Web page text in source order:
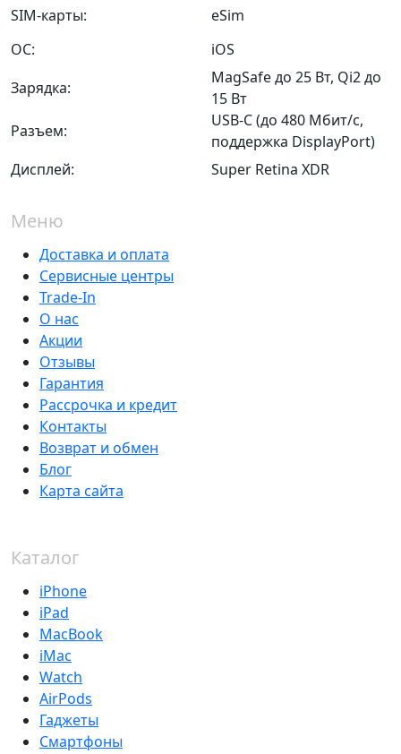
SIM-карты:
eSim
ОС:
iOS
Зарядка:
MagSafe до 25 Вт, Qi2 до
15 Вт
Разъем:
USB‑C (до 480 Мбит/с,
поддержка DisplayPort)
Дисплей:
Super Retina XDR
Меню
Доставка и оплата
Сервисные центры
Trade-In
О нас
Акции
Отзывы
Гарантия
Рассрочка и кредит
Контакты
Возврат и обмен
Блог
Карта сайта
Каталог
iPhone
iPad
MacBook
iMac
Watch
AirPods
Гаджеты
Смартфоны